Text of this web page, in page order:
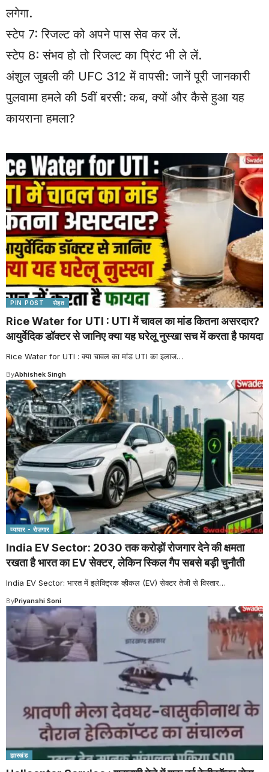
लगेगा.
स्टेप 7: रिजल्ट को अपने पास सेव कर लें.
स्टेप 8: संभव हो तो रिजल्ट का प्रिंट भी ले लें.
अंशुल जुबली की UFC 312 में वापसी: जानें पूरी जानकारी
पुलवामा हमले की 5वीं बरसी: कब, क्यों और कैसे हुआ यह
कायराना हमला?
PIN POST सेहत
Rice Water for UTI : UTI में चावल का मांड कितना असरदार?
आयुर्वेदिक डॉक्टर से जानिए क्या यह घरेलू नुस्खा सच में करता है फायदा
Rice Water for UTI : क्या चावल का मांड UTI का इलाज…
ByAbhishek Singh
व्यापार - रोज़गार
India EV Sector: 2030 तक करोड़ों रोजगार देने की क्षमता
रखता है भारत का EV सेक्टर, लेकिन स्किल गैप सबसे बड़ी चुनौती
India EV Sector: भारत में इलेक्ट्रिक व्हीकल (EV) सेक्टर तेजी से विस्तार…
ByPriyanshi Soni
झारखंड